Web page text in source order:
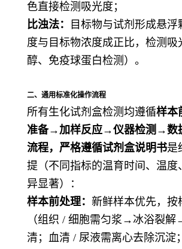
色直接检测吸光度；
比浊法：
目标物与试剂形成悬浮
度与目标物浓度成正比，检测吸
醇、免疫球蛋白检测）。
二、通用标准化操作流程
所有生化试剂盒检测均遵循样本
准备→加样反应→仪器检测→数
流程，严格遵循试剂盒说明书是
提（不同指标的温育时间、温度
异显著）：
样本前处理： 新鲜样本优先，按
（组织 / 细胞需匀浆→冰浴裂
清；血清 / 尿液需离心去除沉淀